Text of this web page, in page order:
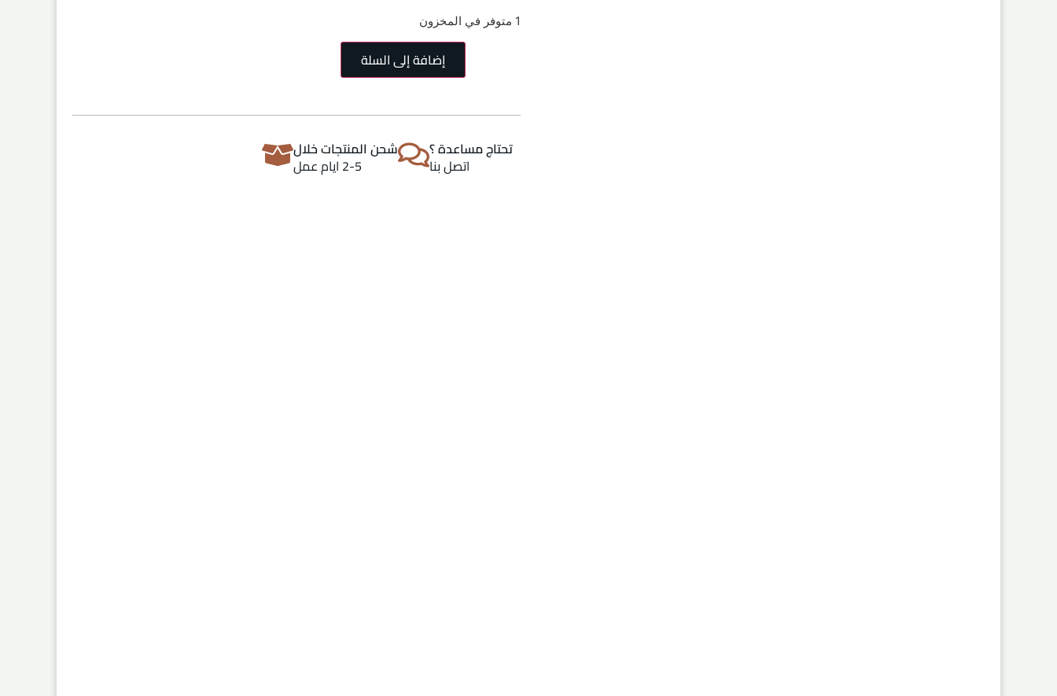
1 متوفر في المخزون
إضافة إلى السلة
تحتاج مساعدة ؟
اتصل بنا
شحن المنتجات خلال
2-5 ايام عمل